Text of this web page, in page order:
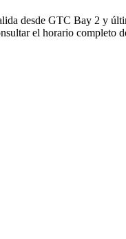
desde GTC Bay 2 y
el horario completo